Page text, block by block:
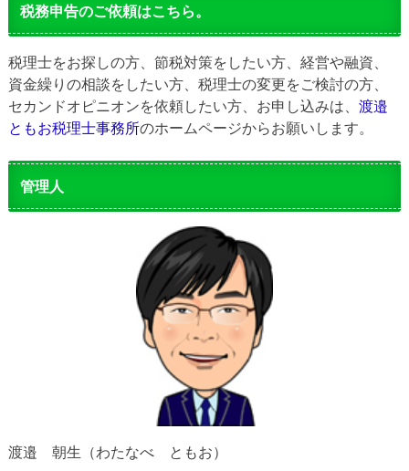
税務申告のご依頼はこちら。
税理士をお探しの方、節税対策をしたい方、経営や融資、
資金繰りの相談をしたい方、税理士の変更をご検討の方、
セカンドオピニオンを依頼したい方、お申し込みは、 渡邉
ともお税理士事務所のホームページからお願いします。
管理人
渡邉 朝生（わたなべ ともお）